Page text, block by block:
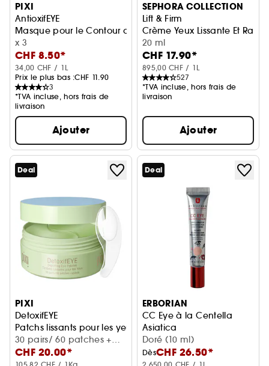
PIXI
AntioxifEYE
Masque pour le Contour des Yeux
x 3
CHF 8.50*
34,00 CHF / 1L
Prix le plus bas :CHF 11.90
3
*TVA incluse, hors frais de
livraison
Ajouter
SEPHORA COLLECTION
Lift & Firm
Crème Yeux Lissante Et
20 ml
CHF 17.90*
895,00 CHF / 1L
527
*TVA incluse, hors frais de
livraison
Ajouter
Deal
PIXI
DetoxifEYE
Patchs lissants pour les yeux
30 pairs/ 60 patches +
spatule
CHF 20.00*
Deal
ERBORIAN
CC Eye à la Centella
Asiatica
Soin illuminateur contour
Doré (10 ml)
DèsCHF 26.50*